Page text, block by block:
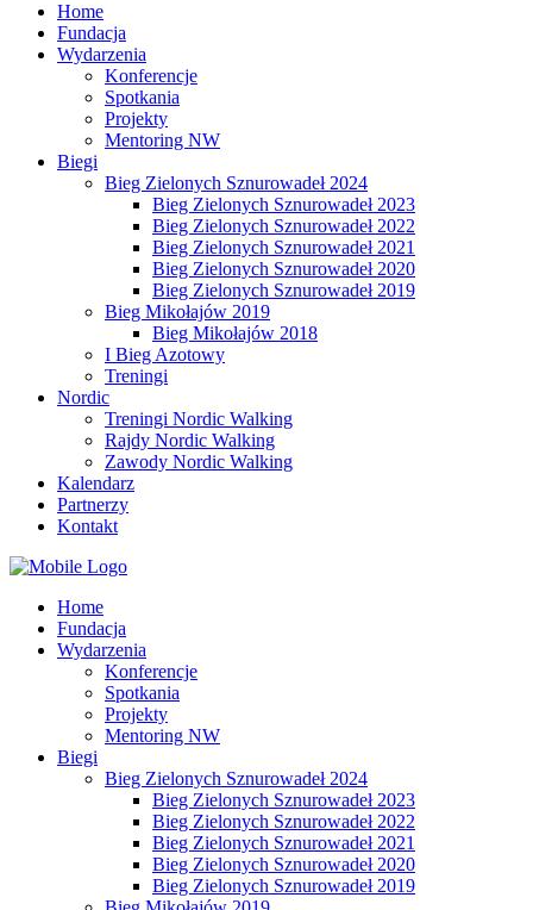
Home
Fundacja
Wydarzenia
Konferencje
Spotkania
Projekty
Mentoring NW
Biegi
Bieg Zielonych Sznurowadeł 2024
Bieg Zielonych Sznurowadeł 2023
Bieg Zielonych Sznurowadeł 2022
Bieg Zielonych Sznurowadeł 2021
Bieg Zielonych Sznurowadeł 2020
Bieg Zielonych Sznurowadeł 2019
Bieg Mikołajów 2019
Bieg Mikołajów 2018
I Bieg Azotowy
Treningi
Nordic
Treningi Nordic Walking
Rajdy Nordic Walking
Zawody Nordic Walking
Kalendarz
Partnerzy
Kontakt
Home
Fundacja
Wydarzenia
Konferencje
Spotkania
Projekty
Mentoring NW
Biegi
Bieg Zielonych Sznurowadeł 2024
Bieg Zielonych Sznurowadeł 2023
Bieg Zielonych Sznurowadeł 2022
Bieg Zielonych Sznurowadeł 2021
Bieg Zielonych Sznurowadeł 2020
Bieg Zielonych Sznurowadeł 2019